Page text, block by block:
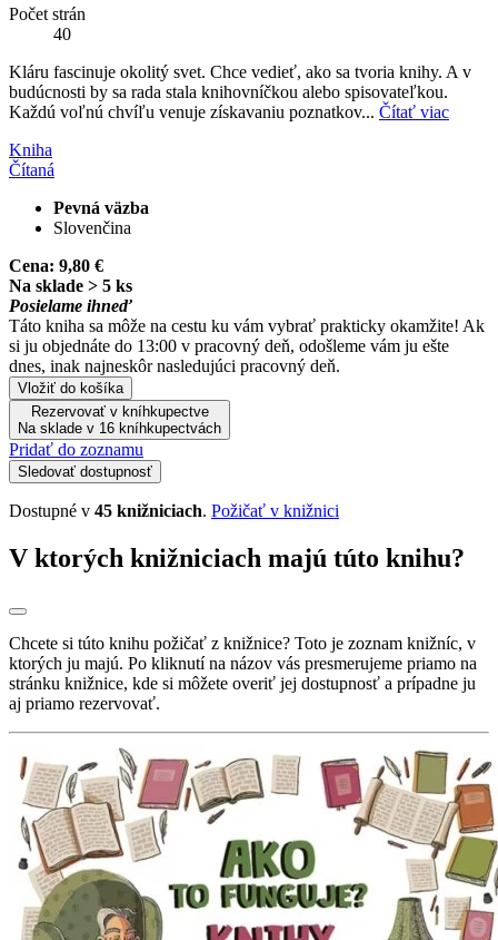
Počet strán
40
Kláru fascinuje okolitý svet. Chce vedieť, ako sa tvoria knihy. A v
budúcnosti by sa rada stala knihovníčkou alebo spisovateľkou.
Každú voľnú chvíľu venuje získavaniu poznatkov... Čítať viac
Kniha
Čítaná
Pevná väzba
Slovenčina
Cena: 9,80 €
Na sklade > 5 ks
Posielame ihneď
Táto kniha sa môže na cestu ku vám vybrať prakticky okamžite! Ak
si ju objednáte do 13:00 v pracovný deň, odošleme vám ju ešte
dnes, inak najneskôr nasledujúci pracovný deň.
Vložiť do košíka
Rezervovať v kníhkupectve
Na sklade v 16 kníhkupectvách
Pridať do zoznamu
Sledovať dostupnosť
Dostupné v 45 knižniciach. Požičať v knižnici
V ktorých knižniciach majú túto knihu?
Chcete si túto knihu požičať z knižnice? Toto je zoznam knižníc, v
ktorých ju majú. Po kliknutí na názov vás presmerujeme priamo na
stránku knižnice, kde si môžete overiť jej dostupnosť a prípadne ju
aj priamo rezervovať.